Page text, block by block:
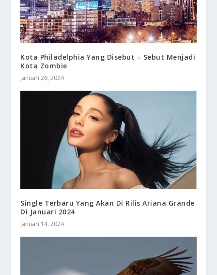
Kota Philadelphia Yang Disebut – Sebut Menjadi
Kota Zombie
Januari 26, 2024
Single Terbaru Yang Akan Di Rilis Ariana Grande
Di Januari 2024
Januari 14, 2024